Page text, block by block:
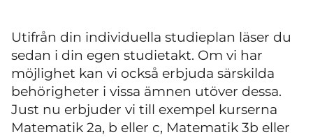
Utifrån din individuella studieplan läser du
sedan i din egen studietakt. Om vi har
möjlighet kan vi också erbjuda särskilda
behörigheter i vissa ämnen utöver dessa.
Just nu erbjuder vi till exempel kurserna
Matematik 2a, b eller c, Matematik 3b eller